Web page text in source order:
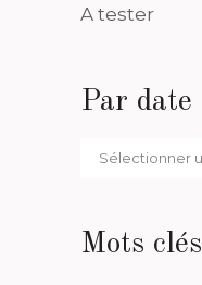
A tester
Par date
Par
Mots clés